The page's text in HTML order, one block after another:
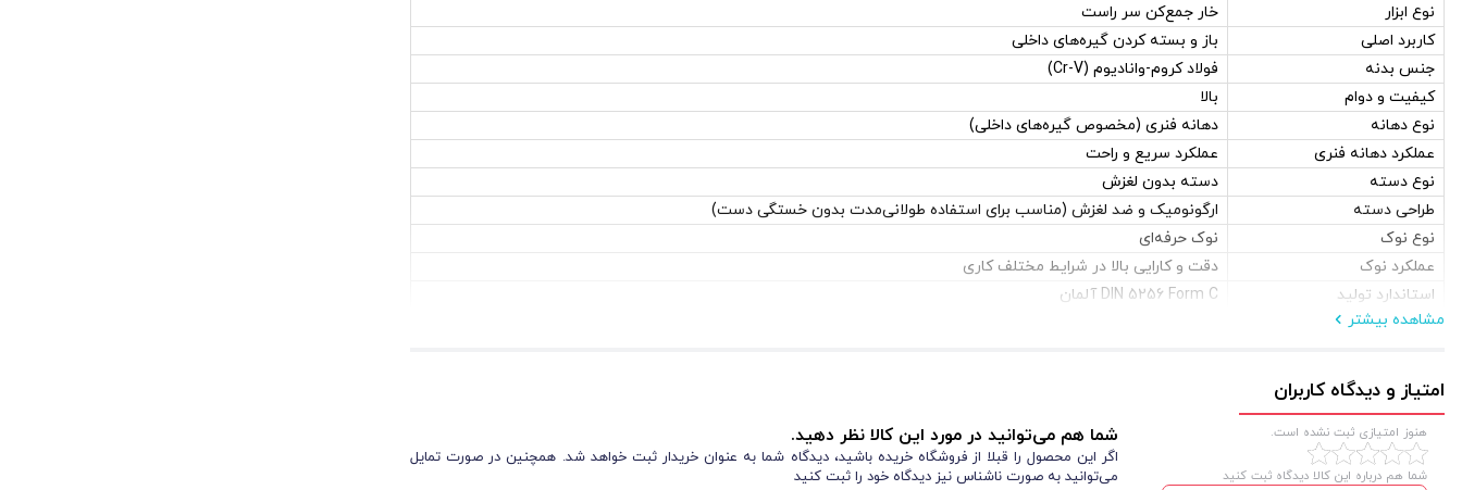
نوع ابزار
خار جمع‌کن سر راست
کاربرد اصلی
باز و بسته کردن گیره‌های داخلی
جنس بدنه
فولاد کروم-وانادیوم (Cr-V)
کیفیت و دوام
بالا
نوع دهانه
دهانه فنری (مخصوص گیره‌های داخلی)
عملکرد دهانه فنری
عملکرد سریع و راحت
نوع دسته
دسته بدون لغزش
طراحی دسته
ارگونومیک و ضد لغزش (مناسب برای استفاده طولانی‌مدت بدون خستگی دست)
نوع نوک
نوک حرفه‌ای
عملکرد نوک
دقت و کارایی بالا در شرایط مختلف کاری
استاندارد تولید
DIN 5256 Form C آلمان
مشاهده بیشتر
امتیاز و دیدگاه کاربران
هنوز امتیازی ثبت نشده است.
شما هم درباره این کالا دیدگاه ثبت کنید
شما هم می‌توانید در مورد این کالا نظر دهید.
اگر این محصول را قبلا از فروشگاه خریده باشید، دیدگاه شما به عنوان خریدار ثبت خواهد شد. همچنین در صورت تمایل
می‌توانید به صورت ناشناس نیز دیدگاه خود را ثبت کنید